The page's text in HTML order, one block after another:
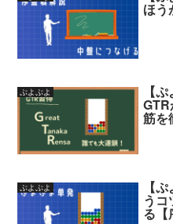
ほう
ぷよぷよ 【
筋を
ぷよぷよ 【
う
る【